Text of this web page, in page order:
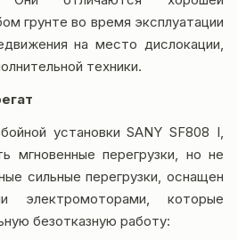
грунте во время эксплуатации
на место дислокации,
техники.
установки SANY SF808 I,
мгновенные перегрузки, но не
сильные перегрузки, оснащен
электромоторами, которые
безотказную работу: